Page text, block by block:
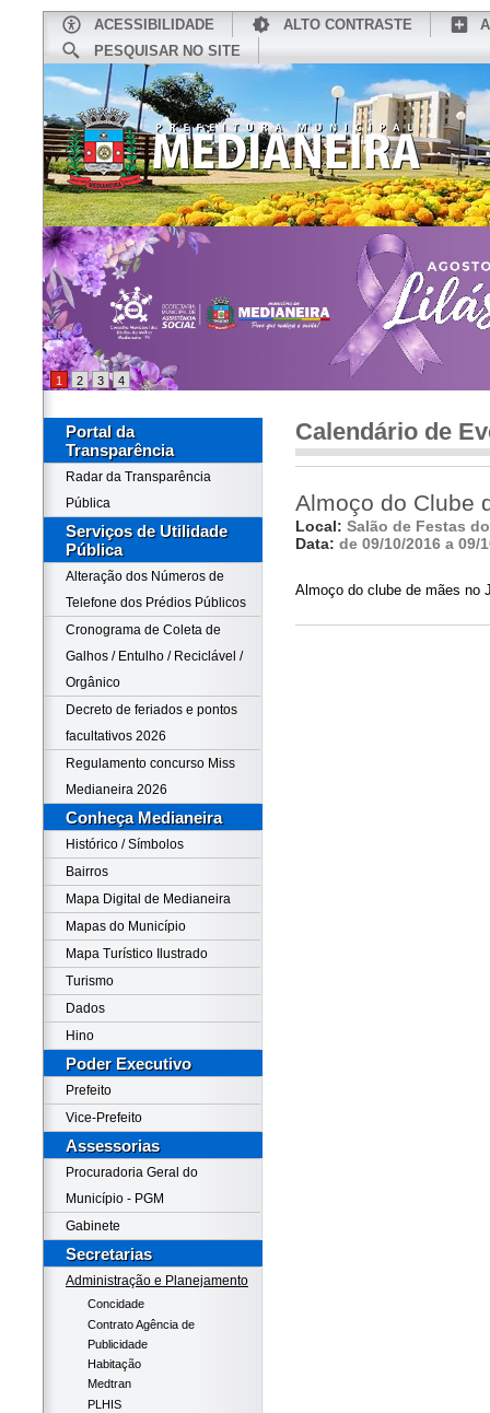
ACESSIBILIDADE ALTO CONTRASTE
PESQUISAR NO SITE
CONHEÇA MEDIANEIRA
1 2 3 4
Portal da
Transparência
Radar da Transparência
Pública
Serviços de Utilidade
Pública
Alteração dos Números de
Telefone dos Prédios Públicos
Cronograma de Coleta de
Galhos / Entulho / Reciclável /
Orgânico
Decreto de feriados e pontos
facultativos 2026
Regulamento concurso Miss
Medianeira 2026
Conheça Medianeira
Histórico / Símbolos
Bairros
Mapa Digital de Medianeira
Mapas do Município
Mapa Turístico Ilustrado
Turismo
Dados
Hino
Poder Executivo
Prefeito
Vice-Prefeito
Assessorias
Procuradoria Geral do
Município - PGM
Gabinete
Secretarias
Administração e Planejamento
Concidade
Contrato Agência de
Publicidade
Habitação
Medtran
PLHIS
Calendário de
Almoço do Clube
Local: Salão de Festas
Data: de 09/10/2016 a 09/
Almoço do clube de mães no